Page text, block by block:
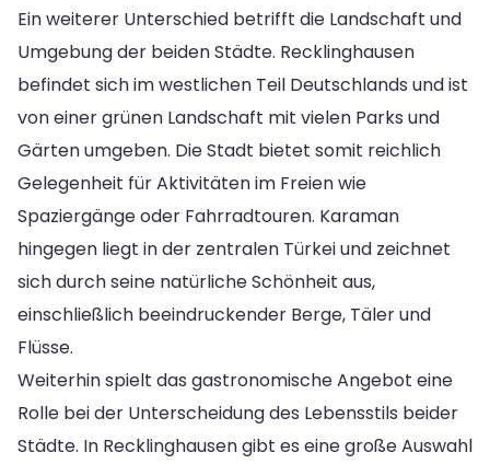
Ein weiterer Unterschied betrifft die Landschaft und
Umgebung der beiden Städte. Recklinghausen
befindet sich im westlichen Teil Deutschlands und ist
von einer grünen Landschaft mit vielen Parks und
Gärten umgeben. Die Stadt bietet somit reichlich
Gelegenheit für Aktivitäten im Freien wie
Spaziergänge oder Fahrradtouren. Karaman
hingegen liegt in der zentralen Türkei und zeichnet
sich durch seine natürliche Schönheit aus,
einschließlich beeindruckender Berge, Täler und
Flüsse.
Weiterhin spielt das gastronomische Angebot eine
Rolle bei der Unterscheidung des Lebensstils beider
Städte. In Recklinghausen gibt es eine große Auswahl